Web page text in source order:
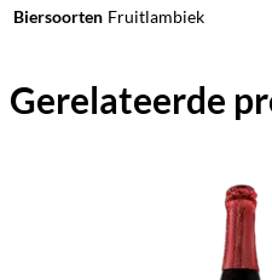
Biersoorten Fruitlambiek
Gerelateerde